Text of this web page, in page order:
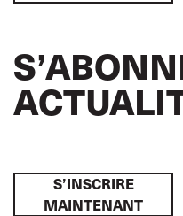
S’INSCRIRE
MAINTENANT